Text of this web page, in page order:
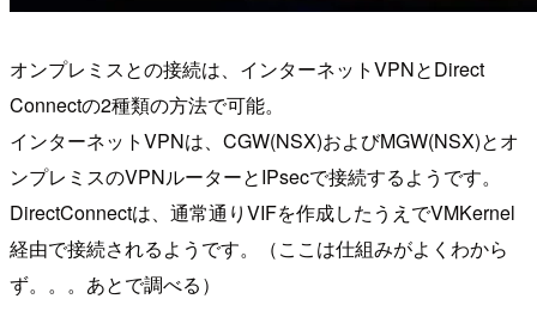
オンプレミスとの接続は、インターネットVPNとDirect
Connectの2種類の方法で可能。
インターネットVPNは、CGW(NSX)およびMGW(NSX)とオ
ンプレミスのVPNルーターとIPsecで接続するようです。
DirectConnectは、通常通りVIFを作成したうえでVMKernel
経由で接続されるようです。（ここは仕組みがよくわから
ず。。。あとで調べる）